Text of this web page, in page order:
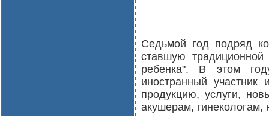
Седьмой год подряд
ставшую
ребенка". В этом
иностранный
продукцию, услуги,
акушерам, гинекологам,